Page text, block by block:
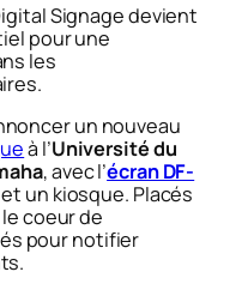
Signage devient
pour une
les
un nouveau
à l’Université du
, avec l’écran DF-
et un kiosque. Placés
coeur de
pour notifier